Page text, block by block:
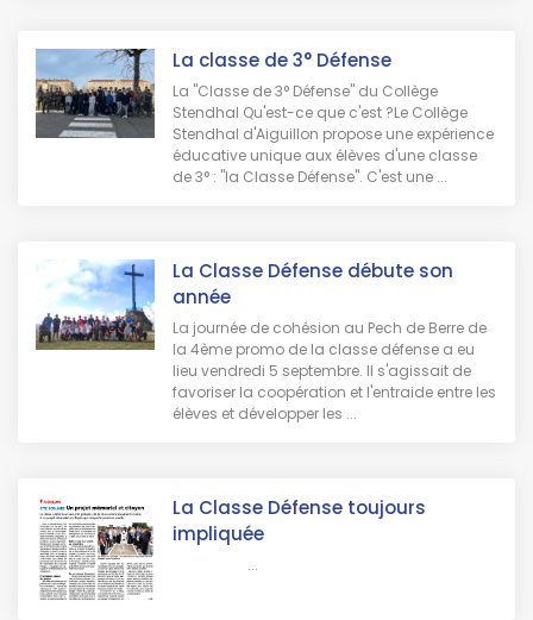
La classe de 3° Défense
La "Classe de 3° Défense" du Collège
Stendhal Qu'est-ce que c'est ?Le Collège
Stendhal d'Aiguillon propose une expérience
éducative unique aux élèves d'une classe
de 3° : "la Classe Défense". C'est une ...
La Classe Défense débute son
année
La journée de cohésion au Pech de Berre de
la 4ème promo de la classe défense a eu
lieu vendredi 5 septembre. Il s'agissait de
favoriser la coopération et l'entraide entre les
élèves et développer les ...
La Classe Défense toujours
impliquée
...